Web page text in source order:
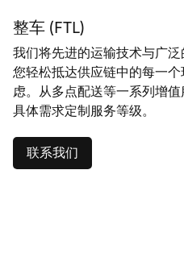
整车 (FTL)
我们将先进的运输技术与广
您轻松抵达供应链中的每一
虑。从多点配送等一系列增
具体需求定制服务等级。
联系我们